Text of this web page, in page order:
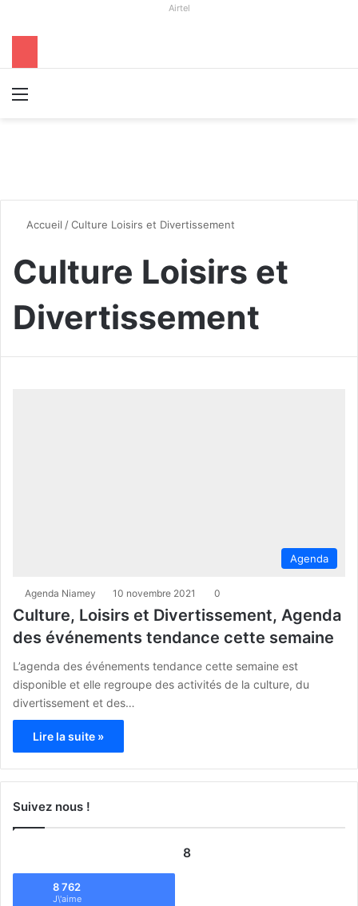
Airtel
Accueil /Culture Loisirs et Divertissement
Culture Loisirs et
Divertissement
Agenda
Agenda Niamey 10 novembre 2021 0
Culture, Loisirs et Divertissement, Agenda
des événements tendance cette semaine
L’agenda des événements tendance cette semaine est
disponible et elle regroupe des activités de la culture, du
divertissement et des…
Lire la suite »
Suivez nous !
8
8 762
J\'aime